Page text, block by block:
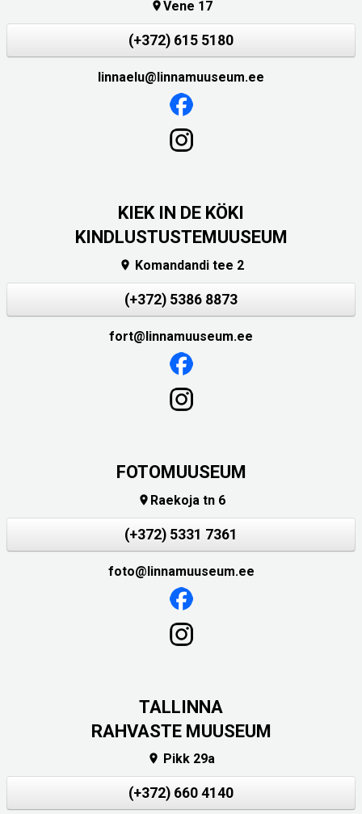
Vene 17
(+372) 615 5180
linnaelu@linnamuuseum.ee
KIEK IN DE KÖKI
KINDLUSTUSTEMUUSEUM
 Komandandi tee 2
(+372) 5386 8873
fort@linnamuuseum.ee
FOTOMUUSEUM
 Raekoja tn 6
(+372) 5331 7361
foto@linnamuuseum.ee
TALLINNA
RAHVASTE MUUSEUM
 Pikk 29a
(+372) 660 4140